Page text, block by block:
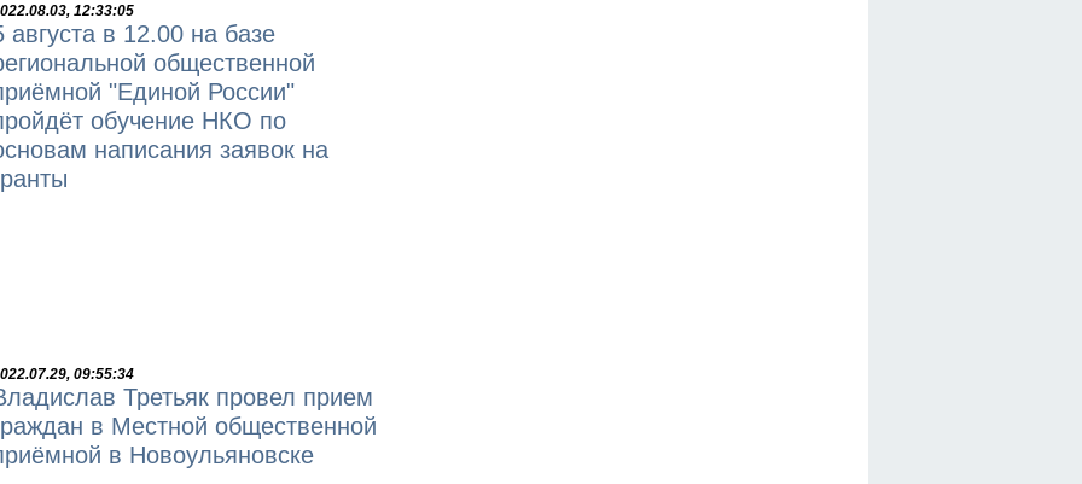
12:33:05
августа в 12.00 на базе
общественной
"Единой России"
обучение НКО по
написания заявок на
09:55:34
Третьяк провел прием
в Местной общественной
в Новоульяновске